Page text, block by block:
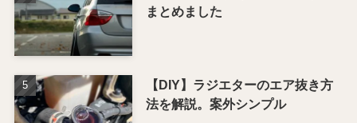
まとめました
【DIY】ラジエターのエア抜き方
法を解説。案外シンプル